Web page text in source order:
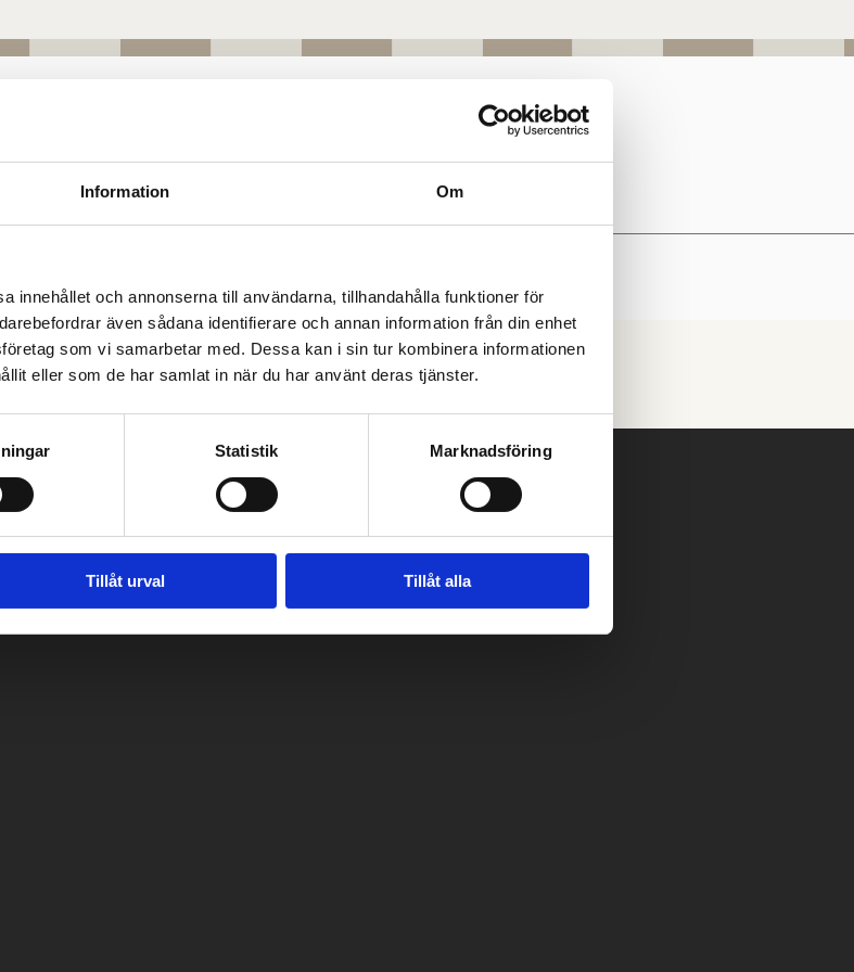
Information Om
innehållet och annonserna till användarna, tillhandahålla funktioner för
även sådana identifierare och annan information från din enhet
som vi samarbetar med. Dessa kan i sin tur kombinera informationen
eller som de har samlat in när du har använt deras tjänster.
Statistik Marknadsföring
Tillåt urval Tillåt alla